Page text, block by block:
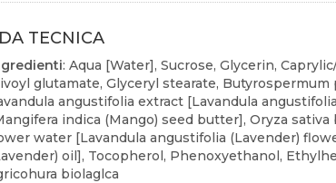
TECNICA
: Aqua [Water], Sucrose, Glycerin,
glutamate, Glyceryl stearate,
angustifolia extract [Lavandula
indica (Mango) seed butter], Oryza
water [Lavandula angustifolia (Lavender)
oil], Tocopherol, Phenoxyethanol,
biolaglca